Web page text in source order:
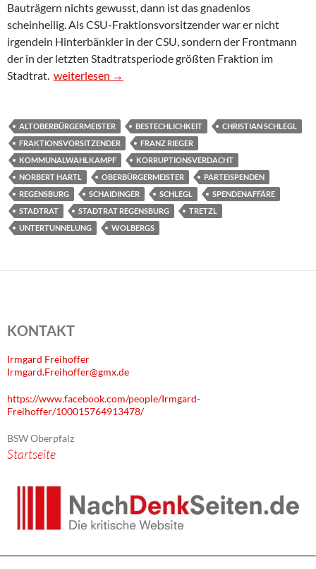
Bauträgern nichts gewusst, dann ist das gnadenlos
scheinheilig. Als CSU-Fraktionsvorsitzender war er nicht
irgendein Hinterbänkler in der CSU, sondern der Frontmann
der in der letzten Stadtratsperiode größten Fraktion im
Stadtrat. PM 1 zum Regensburger Spendenskandal und
weiterlesen →
ALTOBERBÜRGERMEISTER BESTECHLICHKEIT
CHRISTIAN SCHLEGL
FRAKTIONSVORSITZENDER
FRANZ RIEGER
KOMMUNALWAHLKAMPF
KORRUPTIONSVERDACHT
NORBERT HARTL
OBERBÜRGERMEISTER
PARTEISPENDEN
REGENSBURG
SCHAIDINGER SCHLEGL
SPENDENAFFÄRE
STADTRAT
STADTRAT REGENSBURG
TRETZL
UNTERTUNNELUNG
WOLBERGS
KONTAKT
Irmgard Freihoffer
Irmgard.Freihoffer@gmx.de
https://www.facebook.com/people/Irmgard-
Freihoffer/100015764913478/
BSW Oberpfalz
Startseite